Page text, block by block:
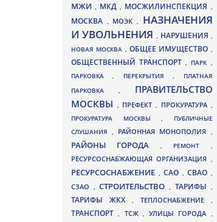
МЖИ, МКД , МОСЖИЛИНСПЕКЦИЯ ,
МОСКВА , МОЭК ,
НАЗНАЧЕНИЯ
И УВОЛЬНЕНИЯ , НАРУШЕНИЯ ,
НОВАЯ МОСКВА , ОБЩЕЕ ИМУЩЕСТВО ,
ОБЩЕСТВЕННЫЙ ТРАНСПОРТ, ПАРК ,
ПАРКОВКА, ПЕРЕКРЫТИЯ,
ПЛАТНАЯ
ПАРКОВКА ,
ПРАВИТЕЛЬСТВО
МОСКВЫ , ПРЕФЕКТ, ПРОКУРАТУРА ,
ПРОКУРАТУРА МОСКВЫ ,
ПУБЛИЧНЫЕ
СЛУШАНИЯ, РАЙОННАЯ МОНОПОЛИЯ ,
РАЙОНЫ ГОРОДА , РЕМОНТ ,
РЕСУРСОСНАБЖАЮЩАЯ ОРГАНИЗАЦИЯ ,
РЕСУРСОСНАБЖЕНИЕ , САО , СВАО ,
СЗАО ,СТРОИТЕЛЬСТВО, ТАРИФЫ ,
ТАРИФЫ ЖКХ , ТЕПЛОСНАБЖЕНИЕ ,
ТРАНСПОРТ, ТСЖ , УЛИЦЫ ГОРОДА ,